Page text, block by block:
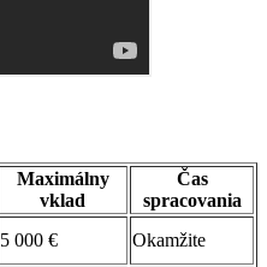
Maximálny
vklad
Čas
spracovania
5 000 €
Okamžite